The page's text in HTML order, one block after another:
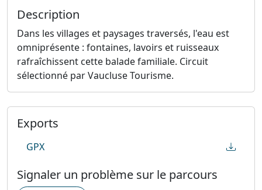
Description
Dans les villages et paysages traversés, l'eau est
omniprésente : fontaines, lavoirs et ruisseaux
rafraîchissent cette balade familiale. Circuit
sélectionné par Vaucluse Tourisme.
Exports
GPX
Signaler un problème sur le parcours